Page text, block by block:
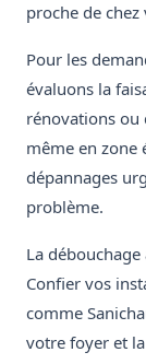
proche de chez
Pour les
évaluons la
rénovations ou
même en zone
dépannages
problème.
La
Confier vos
comme
votre foyer et